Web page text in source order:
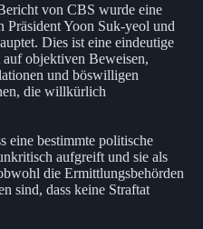
von CBS wurde eine
Präsident Yoon Suk-yeol und
Dies ist eine eindeutige
objektiven Beweisen,
und böswilligen
die willkürlich
eine bestimmte politische
aufgreift und sie als
die Ermittlungsbehörden
sind, dass keine Straftat